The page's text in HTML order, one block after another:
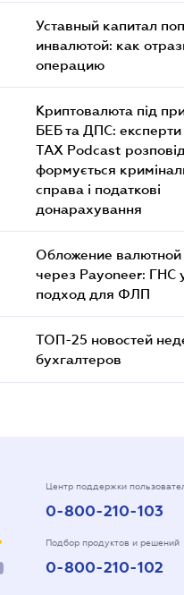
Уставный капитал
инвалютой: как
операцию
Криптовалюта під
БЕБ та ДПС: експерти
TAX Podcast
формується
справа і податкові
донарахування
Обложение
через Payoneer: ГНС
подход для ФЛП
ТОП-25 новостей
бухгалтеров
Центр поддержки
0-800-210-103
Подбор продуктов и решений
0-800-210-102